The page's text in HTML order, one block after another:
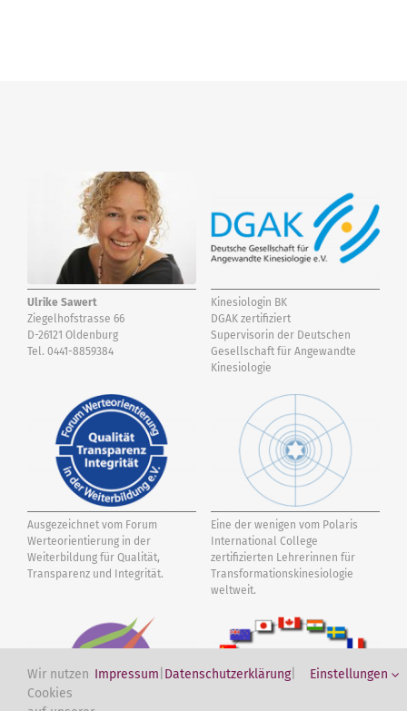
Ulrike Sawert
Ziegelhofstrasse 66
D-26121 Oldenburg
Tel. 0441-8859384
Kinesiologin BK
DGAK zertifiziert
Supervisorin der Deutschen
Gesellschaft für Angewandte
Kinesiologie
Ausgezeichnet vom Forum
Werteorientierung in der
Weiterbildung für Qualität,
Transparenz und Integrität.
Eine der wenigen vom Polaris
International College
zertifizierten Lehrerinnen für
Transformations­kinesiologie
weltweit.
Wir nutzen
Cookies
Impressum Datenschutzerklärung| Einstellungen